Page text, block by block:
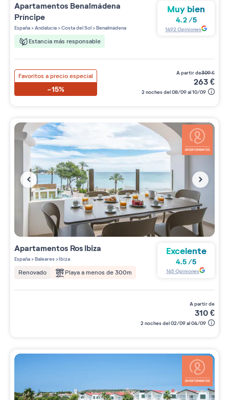
Apartamentos Benalmádena
Príncipe
España>Andalucía>Costa del Sol>Benalmádena
Estancia más responsable
Muy bien
4.2/5
1492 Opiniones
Favoritos a precio especial
-15%
a partir de309€
263€
2 noches del 08/09 al 10/09
Apartamentos Ros Ibiza
España>Baleares>Ibiza
Renovado Playa a menos de 300m
Excelente
4.5/5
145Opiniones
a partir de
310€
2 noches del 02/09 al 04/09